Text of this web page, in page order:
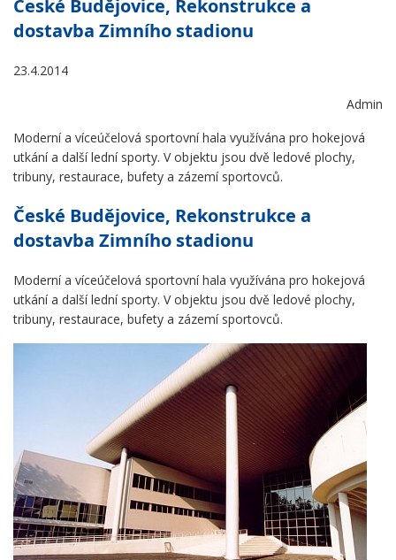
České Budějovice, Rekonstrukce a
dostavba Zimního stadionu
23.4.2014
Admin
Moderní a víceúčelová sportovní hala využívána pro hokejová
utkání a další lední sporty. V objektu jsou dvě ledové plochy,
tribuny, restaurace, bufety a zázemí sportovců.
České Budějovice, Rekonstrukce a
dostavba Zimního stadionu
Moderní a víceúčelová sportovní hala využívána pro hokejová
utkání a další lední sporty. V objektu jsou dvě ledové plochy,
tribuny, restaurace, bufety a zázemí sportovců.